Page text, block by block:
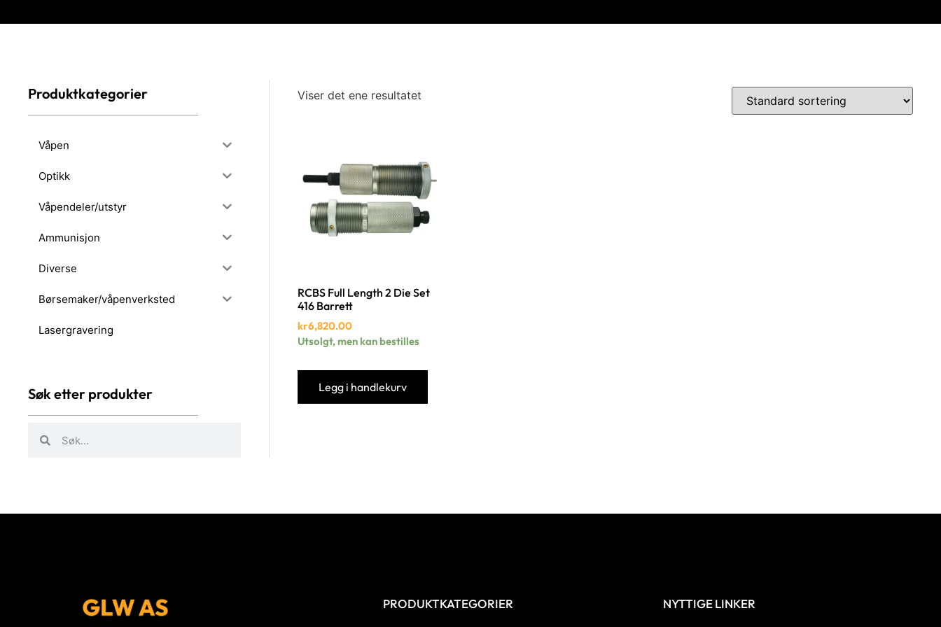
Produktkategorier
Våpen
Optikk
Våpendeler/utstyr
Ammunisjon
Diverse
Børsemaker/våpenverksted
Lasergravering
Søk etter produkter
Viser det ene resultatet
RCBS Full Length 2 Die Set
416 Barrett
kr6,820.00
Utsolgt, men kan bestilles
Legg i handlekurv
PRODUKTKATEGORIER NYTTIGE LINKER